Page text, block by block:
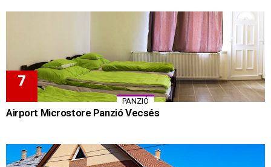
PANZIÓ
Airport Microstore Panzió Vecsés